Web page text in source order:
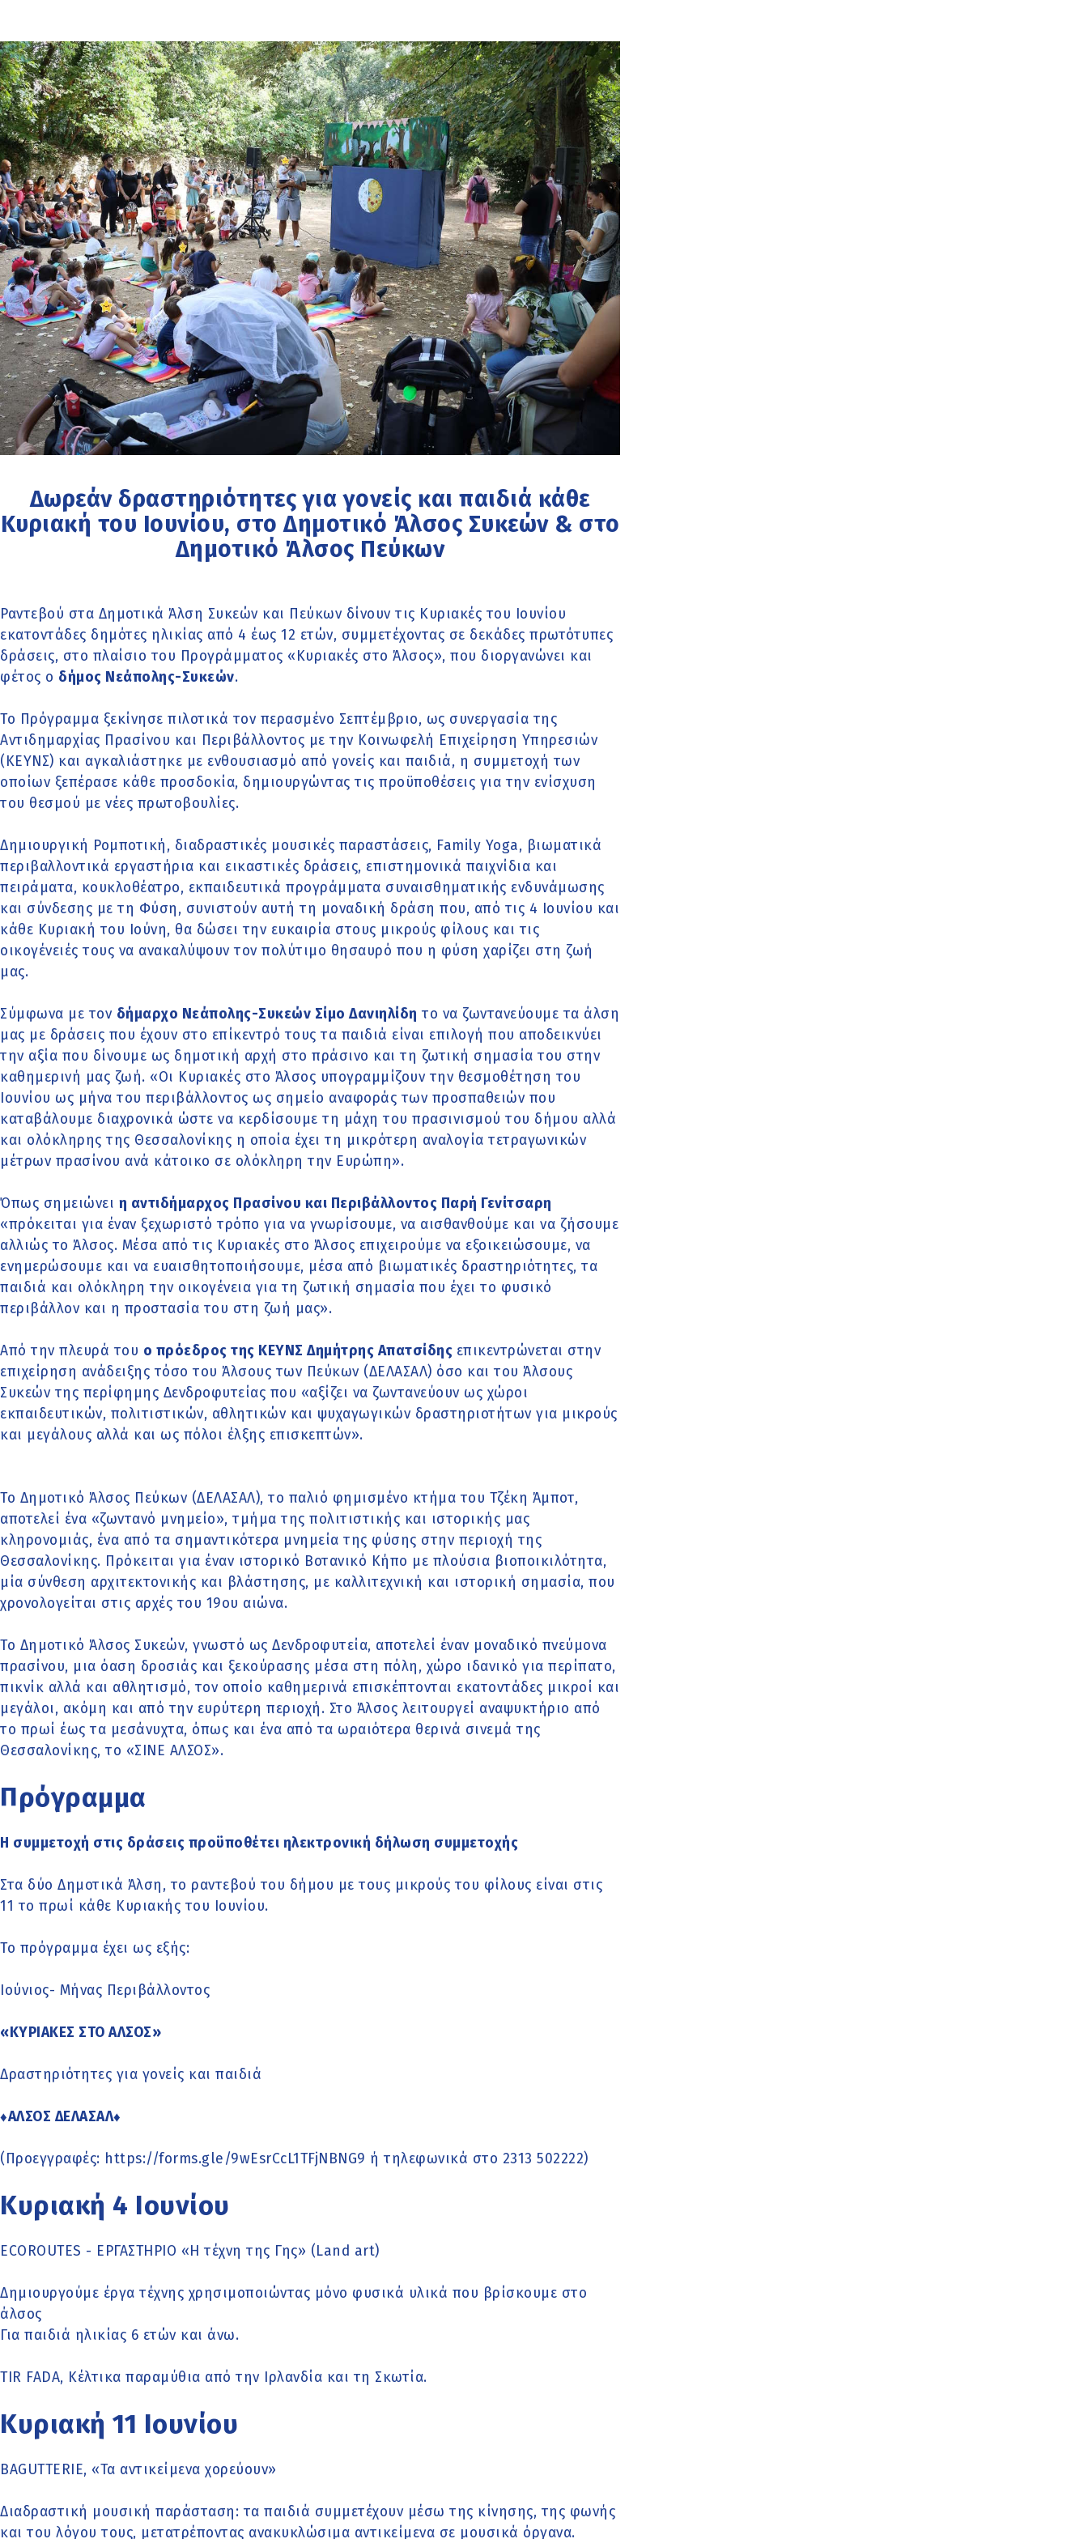
Δωρεάν δραστηριότητες για γονείς και παιδιά κάθε
Κυριακή του Ιουνίου, στο Δημοτικό Άλσος Συκεών & στο
Δημοτικό Άλσος Πεύκων
Ραντεβού στα Δημοτικά Άλση Συκεών και Πεύκων δίνουν τις Κυριακές του Ιουνίου
εκατοντάδες δημότες ηλικίας από 4 έως 12 ετών, συμμετέχοντας σε δεκάδες πρωτότυπες
δράσεις, στο πλαίσιο του Προγράμματος «Κυριακές στο Άλσος», που διοργανώνει και
φέτος ο δήμος Νεάπολης-Συκεών.
Το Πρόγραμμα ξεκίνησε πιλοτικά τον περασμένο Σεπτέμβριο, ως συνεργασία της
Αντιδημαρχίας Πρασίνου και Περιβάλλοντος με την Κοινωφελή Επιχείρηση Υπηρεσιών
(ΚΕΥΝΣ) και αγκαλιάστηκε με ενθουσιασμό από γονείς και παιδιά, η συμμετοχή των
οποίων ξεπέρασε κάθε προσδοκία, δημιουργώντας τις προϋποθέσεις για την ενίσχυση
του θεσμού με νέες πρωτοβουλίες.
Δημιουργική Ρομποτική, διαδραστικές μουσικές παραστάσεις, Family Yoga, βιωματικά
περιβαλλοντικά εργαστήρια και εικαστικές δράσεις, επιστημονικά παιχνίδια και
πειράματα, κουκλοθέατρο, εκπαιδευτικά προγράμματα συναισθηματικής ενδυνάμωσης
και σύνδεσης με τη Φύση, συνιστούν αυτή τη μοναδική δράση που, από τις 4 Ιουνίου και
κάθε Κυριακή του Ιούνη, θα δώσει την ευκαιρία στους μικρούς φίλους και τις
οικογένειές τους να ανακαλύψουν τον πολύτιμο θησαυρό που η φύση χαρίζει στη ζωή
μας.
Σύμφωνα με τον δήμαρχο Νεάπολης-Συκεών Σίμο Δανιηλίδη το να ζωντανεύουμε τα άλση
μας με δράσεις που έχουν στο επίκεντρό τους τα παιδιά είναι επιλογή που αποδεικνύει
την αξία που δίνουμε ως δημοτική αρχή στο πράσινο και τη ζωτική σημασία του στην
καθημερινή μας ζωή. «Οι Κυριακές στο Άλσος υπογραμμίζουν την θεσμοθέτηση του
Ιουνίου ως μήνα του περιβάλλοντος ως σημείο αναφοράς των προσπαθειών που
καταβάλουμε διαχρονικά ώστε να κερδίσουμε τη μάχη του πρασινισμού του δήμου αλλά
και ολόκληρης της Θεσσαλονίκης η οποία έχει τη μικρότερη αναλογία τετραγωνικών
μέτρων πρασίνου ανά κάτοικο σε ολόκληρη την Ευρώπη».
Όπως σημειώνει η αντιδήμαρχος Πρασίνου και Περιβάλλοντος Παρή Γενίτσαρη
«πρόκειται για έναν ξεχωριστό τρόπο για να γνωρίσουμε, να αισθανθούμε και να ζήσουμε
αλλιώς το Άλσος. Μέσα από τις Κυριακές στο Άλσος επιχειρούμε να εξοικειώσουμε, να
ενημερώσουμε και να ευαισθητοποιήσουμε, μέσα από βιωματικές δραστηριότητες, τα
παιδιά και ολόκληρη την οικογένεια για τη ζωτική σημασία που έχει το φυσικό
περιβάλλον και η προστασία του στη ζωή μας».
Από την πλευρά του ο πρόεδρος της ΚΕΥΝΣ Δημήτρης Απατσίδης επικεντρώνεται στην
επιχείρηση ανάδειξης τόσο του Άλσους των Πεύκων (ΔΕΛΑΣΑΛ) όσο και του Άλσους
Συκεών της περίφημης Δενδροφυτείας που «αξίζει να ζωντανεύουν ως χώροι
εκπαιδευτικών, πολιτιστικών, αθλητικών και ψυχαγωγικών δραστηριοτήτων για μικρούς
και μεγάλους αλλά και ως πόλοι έλξης επισκεπτών».
Το Δημοτικό Άλσος Πεύκων (ΔΕΛΑΣΑΛ), το παλιό φημισμένο κτήμα του Τζέκη Άμποτ,
αποτελεί ένα «ζωντανό μνημείο», τμήμα της πολιτιστικής και ιστορικής μας
κληρονομιάς, ένα από τα σημαντικότερα μνημεία της φύσης στην περιοχή της
Θεσσαλονίκης. Πρόκειται για έναν ιστορικό Βοτανικό Κήπο με πλούσια βιοποικιλότητα,
μία σύνθεση αρχιτεκτονικής και βλάστησης, με καλλιτεχνική και ιστορική σημασία, που
χρονολογείται στις αρχές του 19ου αιώνα.
Το Δημοτικό Άλσος Συκεών, γνωστό ως Δενδροφυτεία, αποτελεί έναν μοναδικό πνεύμονα
πρασίνου, μια όαση δροσιάς και ξεκούρασης μέσα στη πόλη, χώρο ιδανικό για περίπατο,
πικνίκ αλλά και αθλητισμό, τον οποίο καθημερινά επισκέπτονται εκατοντάδες μικροί και
μεγάλοι, ακόμη και από την ευρύτερη περιοχή. Στο Άλσος λειτουργεί αναψυκτήριο από
το πρωί έως τα μεσάνυχτα, όπως και ένα από τα ωραιότερα θερινά σινεμά της
Θεσσαλονίκης, το «ΣΙΝΕ ΑΛΣΟΣ».
Πρόγραμμα
Η συμμετοχή στις δράσεις προϋποθέτει ηλεκτρονική δήλωση συμμετοχής
Στα δύο Δημοτικά Άλση, το ραντεβού του δήμου με τους μικρούς του φίλους είναι στις
11 το πρωί κάθε Κυριακής του Ιουνίου.
Το πρόγραμμα έχει ως εξής:
Ιούνιος- Μήνας Περιβάλλοντος
«ΚΥΡΙΑΚΕΣ ΣΤΟ ΑΛΣΟΣ»
Δραστηριότητες για γονείς και παιδιά
♦ΑΛΣΟΣ ΔΕΛΑΣΑΛ♦
(Προεγγραφές: https://forms.gle/9wEsrCcL1TFjNBNG9 ή τηλεφωνικά στο 2313 502222)
Κυριακή 4 Ιουνίου
ECOROUTES - ΕΡΓΑΣΤΗΡΙΟ «Η τέχνη της Γης» (Land art)
Δημιουργούμε έργα τέχνης χρησιμοποιώντας μόνο φυσικά υλικά που βρίσκουμε στο
άλσος
Για παιδιά ηλικίας 6 ετών και άνω.
TIR FADA, Κέλτικα παραμύθια από την Ιρλανδία και τη Σκωτία.
Κυριακή 11 Ιουνίου
BAGUTTERIE, «Τα αντικείμενα χορεύουν»
Διαδραστική μουσική παράσταση: τα παιδιά συμμετέχουν μέσω της κίνησης, της φωνής
και του λόγου τους, μετατρέποντας ανακυκλώσιμα αντικείμενα σε μουσικά όργανα.